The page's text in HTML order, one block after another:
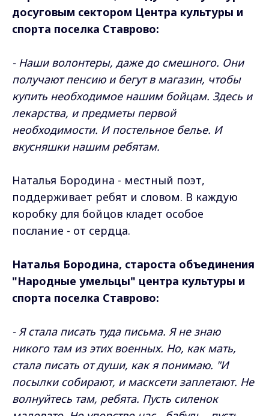
досуговым сектором Центра культуры и
спорта поселка Ставрово:
- Наши волонтеры, даже до смешного. Они
получают пенсию и бегут в магазин, чтобы
купить необходимое нашим бойцам. Здесь и
лекарства, и предметы первой
необходимости. И постельное белье. И
вкусняшки нашим ребятам.
Наталья Бородина - местный поэт,
поддерживает ребят и словом. В каждую
коробку для бойцов кладет особое
послание - от сердца.
Наталья Бородина, староста объединения
"Народные умельцы" центра культуры и
спорта поселка Ставрово:
- Я стала писать туда письма. Я не знаю
никого там из этих военных. Но, как мать,
стала писать от души, как я понимаю. "И
посылки собирают, и масксети заплетают. Не
волнуйтесь там, ребята. Пусть силенок